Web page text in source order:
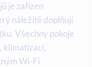
je zařízen
náležitě doplňují
Všechny pokoje
klimatizací,
Wi-Fi